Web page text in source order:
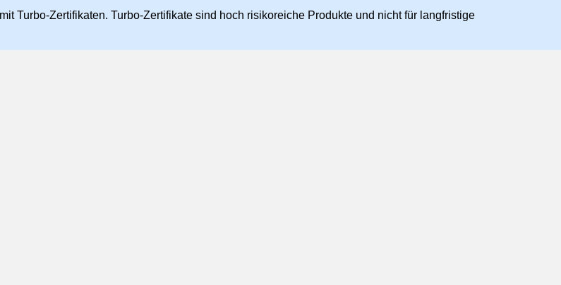
Turbo-Zertifikaten. Turbo-Zertifikate sind hoch risikoreiche Produkte und nicht für langfristige